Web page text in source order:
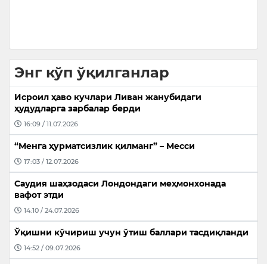
Энг кўп ўқилганлар
Исроил ҳаво кучлари Ливан жанубидаги
ҳудудларга зарбалар берди
16:09 / 11.07.2026
“Менга ҳурматсизлик қилманг” – Месси
17:03 / 12.07.2026
Саудия шаҳзодаси Лондондаги меҳмонхонада
вафот этди
14:10 / 24.07.2026
Ўқишни кўчириш учун ўтиш баллари тасдиқланди
14:52 / 09.07.2026